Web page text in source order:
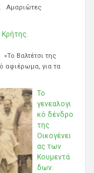
Αμαριώτες
της
αφιέρωμα, για τα
Το
γενεαλογι
κό δένδρο
της
Οικογένει
ας των
Κουμεντά
δων.